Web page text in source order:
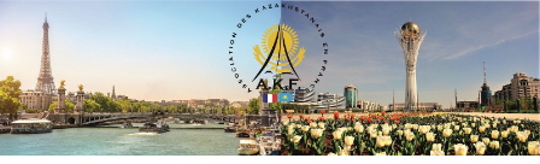
Skip
content